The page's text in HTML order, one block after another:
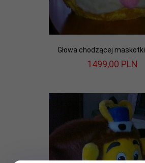
Głowa chodzącej
1499,00 PLN